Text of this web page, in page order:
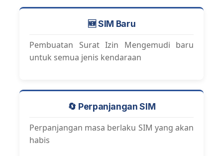
🆕 SIM Baru
Pembuatan Surat Izin Mengemudi baru
untuk semua jenis kendaraan
🔄 Perpanjangan SIM
Perpanjangan masa berlaku SIM yang akan
habis